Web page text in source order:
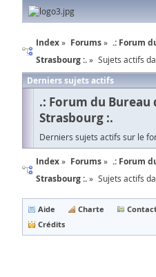
Index Forums
.: Forum
Strasbourg :.
Sujets actifs
Derniers sujets actifs
.: Forum du Bureau
Strasbourg :.
Derniers sujets actifs sur le
Index Forums
.: Forum
Strasbourg :.
Sujets actifs
Aide Charte
Crédits